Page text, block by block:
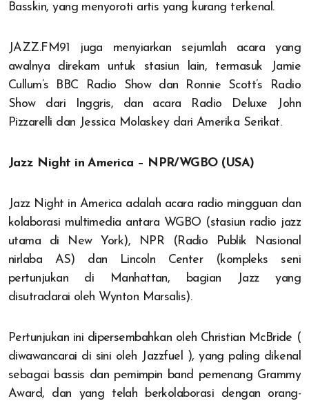
Basskin, yang menyoroti artis yang kurang terkenal.
JAZZ.FM91 juga menyiarkan sejumlah acara yang
awalnya direkam untuk stasiun lain, termasuk Jamie
Cullum’s BBC Radio Show dan Ronnie Scott’s Radio
Show dari Inggris, dan acara Radio Deluxe John
Pizzarelli dan Jessica Molaskey dari Amerika Serikat.
Jazz Night in America – NPR/WGBO (USA)
Jazz Night in America adalah acara radio mingguan dan
kolaborasi multimedia antara WGBO (stasiun radio jazz
utama di New York), NPR (Radio Publik Nasional
nirlaba AS) dan Lincoln Center (kompleks seni
pertunjukan di Manhattan, bagian Jazz yang
disutradarai oleh Wynton Marsalis).
Pertunjukan ini dipersembahkan oleh Christian McBride (
diwawancarai di sini oleh Jazzfuel ), yang paling dikenal
sebagai bassis dan pemimpin band pemenang Grammy
Award, dan yang telah berkolaborasi dengan orang-